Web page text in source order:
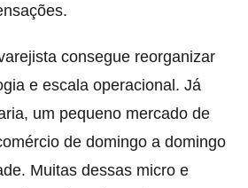
consegue reorganizar
e escala operacional. Já
um pequeno mercado de
de domingo a domingo
Muitas dessas micro e